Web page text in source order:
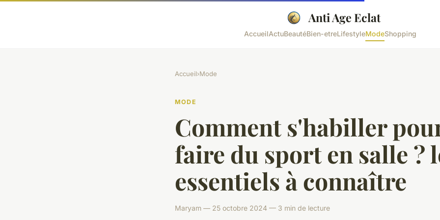
Anti Age Eclat
AccueilActuBeautéBien-etreLifestyleModeShopping
Accueil›Mode
MODE
Comment s'habiller
faire du sport en salle ?
essentiels à connaître
Maryam — 25 octobre 2024 — 3 min de lecture